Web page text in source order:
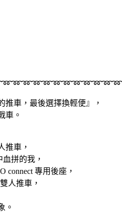
推車，最後選擇換輕便』，
車。
推車，
拼的我，
connect 專用後座，
人推車，
。